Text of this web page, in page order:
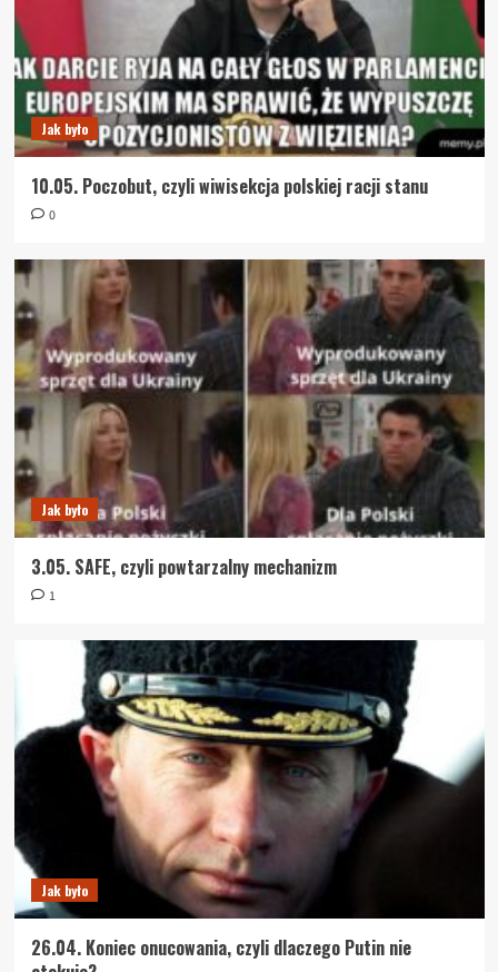
Jak było
10.05. Poczobut, czyli wiwisekcja polskiej racji stanu
0
Jak było
3.05. SAFE, czyli powtarzalny mechanizm
1
Jak było
26.04. Koniec onucowania, czyli dlaczego Putin nie